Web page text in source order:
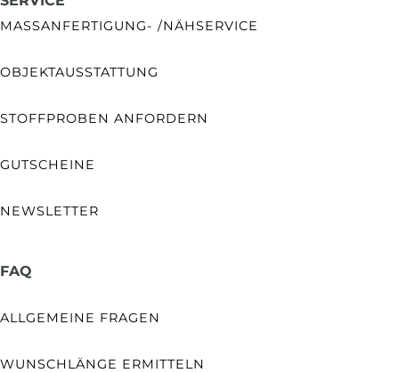
MASSANFERTIGUNG- /NÄHSERVICE
OBJEKTAUSSTATTUNG
STOFFPROBEN ANFORDERN
GUTSCHEINE
NEWSLETTER
FAQ
ALLGEMEINE FRAGEN
WUNSCHLÄNGE ERMITTELN